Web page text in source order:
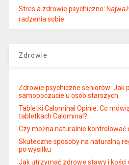
Stres a zdrowie psychiczne:
radzenia sobie
Zdrowie
Zdrowie psychiczne seniorów: Jak
samopoczucie u osób starszych
Tabletki Calominal Opinie: Co
tabletkach Calominal?
Czy można naturalnie kontrolować
Skuteczne sposoby na naturalną
po wysiłku
Jak utrzymać zdrowe stawy i